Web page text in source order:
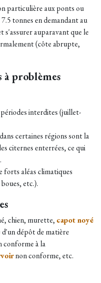
particulière aux ponts ou
tonnes en demandant au
s'assurer auparavant que le
(côte abrupte,
à problèmes
interdites (juillet-
certaines régions sont la
citernes enterrées, ce qui
forts aléas climatiques
etc.).
chien, murette, capot noyé
d'un dépôt de matière
conforme à la
non conforme, etc.